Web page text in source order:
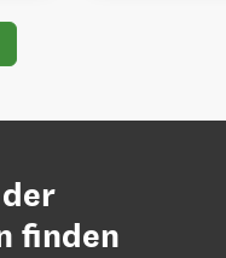
finden